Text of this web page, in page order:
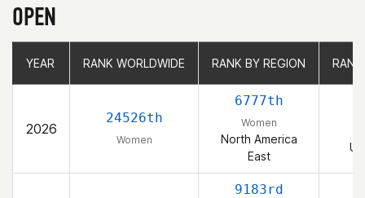
OPEN
YEAR RANK WORLDWIDE RANK BY REGION
2026
24526th
Women
6777th
Women
North America
East
9183rd
YEAR RANK WORLDWIDE RANK BY REGION